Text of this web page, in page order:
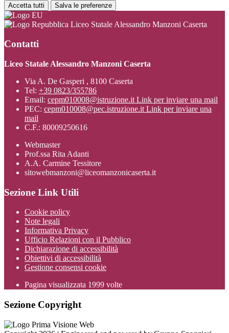
Accetta tutti Salva le preferenze
Liceo Statale Alessandro Manzoni Caserta
Contatti
Liceo Statale Alessandro Manzoni Caserta
Via A. De Gasperi , 8100 Caserta
Tel: +39 0823/355786
Email: cepm010008@istruzione.it Link per inviare una mail
PEC: cepm010008@pec.istruzione.it Link per inviare una
mail
C.F.: 80009250616
Webmaster
Prof.ssa Rita Adanti
A.A. Carmine Tessitore
sitowebmanzoni@liceomanzonicaserta.it
Sezione Link Utili
Cookie policy
Note legali
Informativa Privacy
Ufficio Relazioni con il Pubblico
Dichiarazione di accessibilità
Obiettivi di accessibilità
Gestione consensi cookie
Pagina visualizzata 1999 volte
Sezione Copyright